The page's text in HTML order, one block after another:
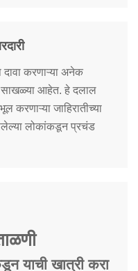
करणाऱ्या अनेक
साखळ्या आहेत. हे दलाल
करणाऱ्या जाहिरातीच्या
लोकांकडून प्रचंड
याची खात्री करा